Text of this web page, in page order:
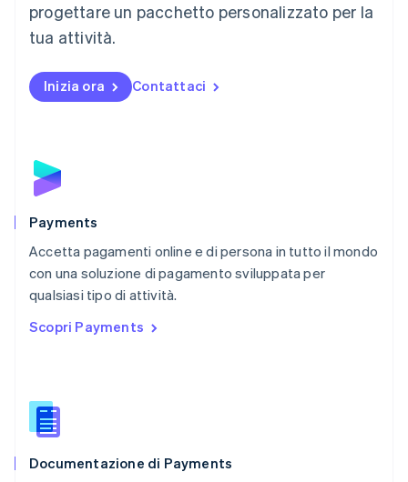
progettare un pacchetto personalizzato per la
tua attività.
Inizia ora Contattaci
Payments
Accetta pagamenti online e di persona in tutto il mondo
con una soluzione di pagamento sviluppata per
qualsiasi tipo di attività.
Scopri Payments
Documentazione di Payments
Messico
EspañolEnglish
English
Nuova Zelanda
Polonia
English
Português
English简体中文
Regno Unito
English
English
English
Slovacchia
Slovenia